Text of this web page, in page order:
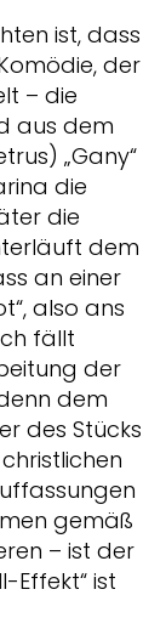
ist, dass
der
– die
aus dem
„Gany“
die
die
dem
an einer
also ans
fällt
der
dem
des Stücks
gemäß
– ist der
Effekt“ ist